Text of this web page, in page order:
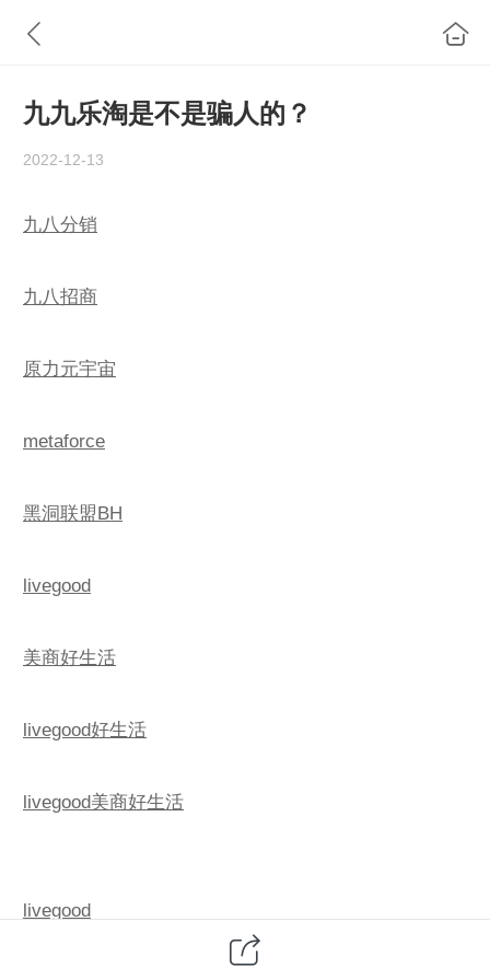
九九乐淘是不是骗人的？
2022-12-13
九八分销
九八招商
原力元宇宙
metaforce
黑洞联盟BH
livegood
美商好生活
livegood好生活
livegood美商好生活
livegood